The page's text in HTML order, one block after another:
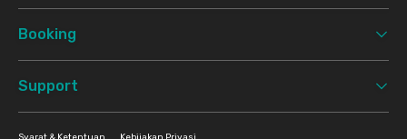
Booking
Support